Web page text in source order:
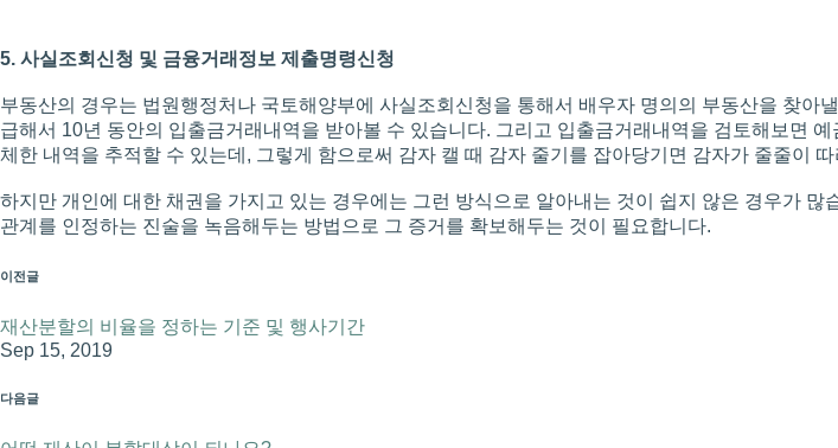
5. 사실조회신청 및 금융거래정보 제출명령신청
부동산의 경우는 법원행정처나 국토해양부에 사실조회신청을 통해서 배우자 명의의 부동산을 찾
급해서 10년 동안의 입출금거래내역을 받아볼 수 있습니다. 그리고 입출금거래내역을 검토해보면
체한 내역을 추적할 수 있는데, 그렇게 함으로써 감자 캘 때 감자 줄기를 잡아당기면 감자가 줄줄이
하지만 개인에 대한 채권을 가지고 있는 경우에는 그런 방식으로 알아내는 것이 쉽지 않은 경우가
관계를 인정하는 진술을 녹음해두는 방법으로 그 증거를 확보해두는 것이 필요합니다.
이전글
재산분할의 비율을 정하는 기준 및 행사기간
Sep 15, 2019
다음글